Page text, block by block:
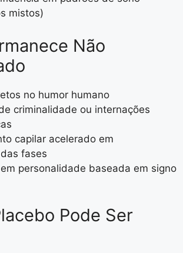
mistos)
Não
no humor humano
criminalidade ou internações
capilar acelerado em
fases
personalidade baseada em signo
Pode Ser